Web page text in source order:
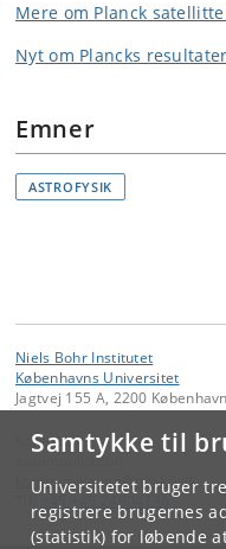
Samtykke til
Universitetet bruger
registrere brugernes
(statistik) for løbende
Mere om Planck
Nyt om Plancks
Emner
ASTROFYSIK
Niels Bohr Institutet
Københavns Universitet
Jagtvej 155 A, 2200
Kontakt:
Kommunikation
kommunikation@nbi.ku.dk